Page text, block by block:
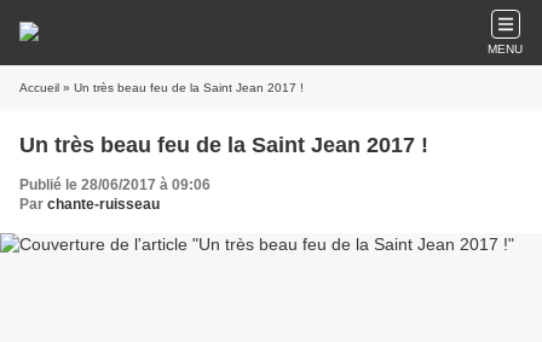
MENU
Accueil » Un très beau feu de la Saint Jean 2017 !
Un très beau feu de la Saint Jean 2017 !
Publié le 28/06/2017 à 09:06
Par chante-ruisseau